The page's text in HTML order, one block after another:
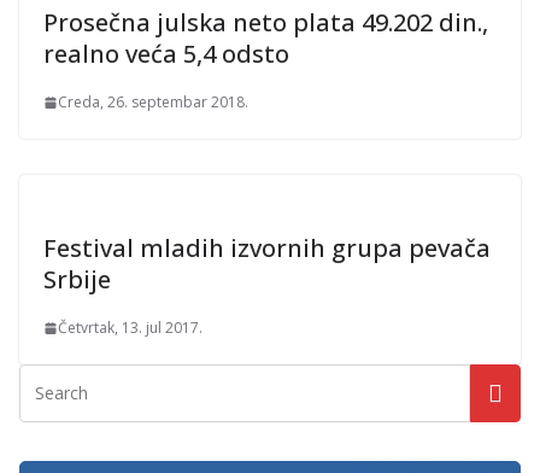
Prosečna julska neto plata 49.202 din.,
realno veća 5,4 odsto
Creda, 26. septembar 2018.
Festival mladih izvornih grupa pevača
Srbije
Četvrtak, 13. jul 2017.